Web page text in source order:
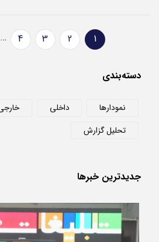
Paginationصفحه1
Page2
Page3
Page4
…
دسته‌بندی
نمودارها داخلی
تحلیل گزارش
جدید‌ترین خبر‌ها